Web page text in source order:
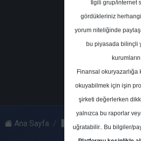
Ana Sayfa Vakıf Yatırım
İlgili grup/internet
gördükleriniz
yorum niteliğinde
bu piyasada bilinçli
Finansal okuryazarlığa
okuyabilmek için işin
şirketi değerlerken
yalnızca bu raporlar
uğratabilir.. Bu bilgiler/